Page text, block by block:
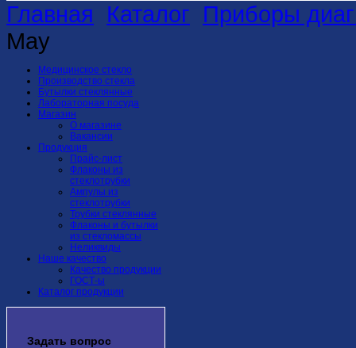
Главная Каталог Приборы
May
Медицинское стекло
Производство стекла
Бутылки стеклянные
Лабораторная посуда
Магазин
О магазине
Вакансии
Продукция
Прайс-лист
Флаконы из
стеклотрубки
Ампулы из
стеклотрубки
Трубки стеклянные
Флаконы и бутылки
из стекломассы
Неликвиды
Наше качество
Качество продукции
ГОСТ-ы
Каталог продукции
Задать вопрос